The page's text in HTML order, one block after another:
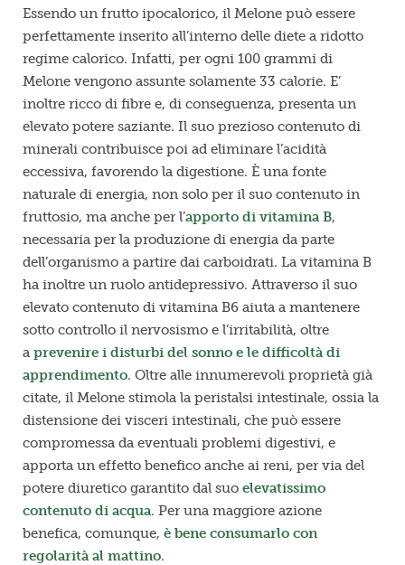
Essendo un frutto ipocalorico, il Melone può essere
perfettamente inserito all’interno delle diete a ridotto
regime calorico. Infatti, per ogni 100 grammi di
Melone vengono assunte solamente 33 calorie. E’
inoltre ricco di fibre e, di conseguenza, presenta un
elevato potere saziante. Il suo prezioso contenuto di
minerali contribuisce poi ad eliminare l’acidità
eccessiva, favorendo la digestione. È una fonte
naturale di energia, non solo per il suo contenuto in
fruttosio, ma anche per l’apporto di vitamina B,
necessaria per la produzione di energia da parte
dell’organismo a partire dai carboidrati. La vitamina B
ha inoltre un ruolo antidepressivo. Attraverso il suo
elevato contenuto di vitamina B6 aiuta a mantenere
sotto controllo il nervosismo e l’irritabilità, oltre
a prevenire i disturbi del sonno e le difficoltà di
apprendimento. Oltre alle innumerevoli proprietà già
citate, il Melone stimola la peristalsi intestinale, ossia la
distensione dei visceri intestinali, che può essere
compromessa da eventuali problemi digestivi, e
apporta un effetto benefico anche ai reni, per via del
potere diuretico garantito dal suo elevatissimo
contenuto di acqua. Per una maggiore azione
benefica, comunque, è bene consumarlo con
regolarità al mattino.